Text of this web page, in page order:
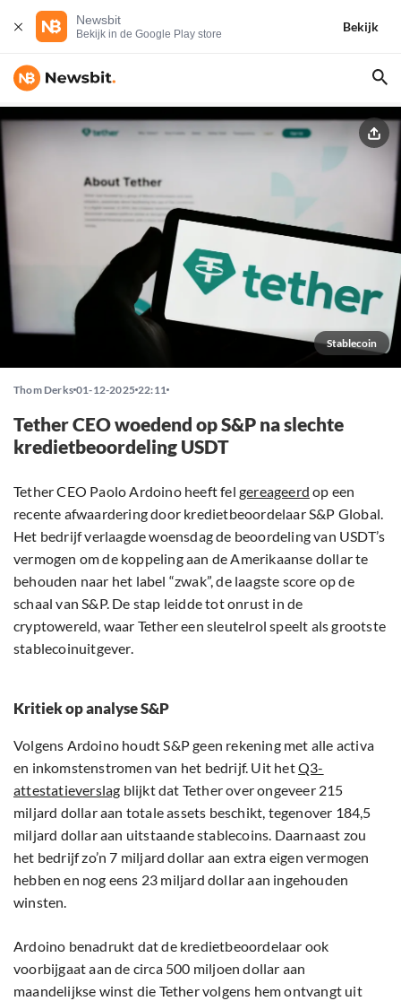
Newsbit
Bekijk in de Google Play store
Bekijk
Stablecoin
Thom Derks 01-12-2025 22:11
Tether CEO woedend op S&P na slechte
kredietbeoordeling USDT
Tether CEO Paolo Ardoino heeft fel gereageerd op een
recente afwaardering door kredietbeoordelaar S&P Global.
Het bedrijf verlaagde woensdag de beoordeling van USDT’s
vermogen om de koppeling aan de Amerikaanse dollar te
behouden naar het label “zwak”, de laagste score op de
schaal van S&P. De stap leidde tot onrust in de
cryptowereld, waar Tether een sleutelrol speelt als grootste
stablecoinuitgever.
Kritiek op analyse S&P
Volgens Ardoino houdt S&P geen rekening met alle activa
en inkomstenstromen van het bedrijf. Uit hetQ3-
attestatieverslag blijkt dat Tether over ongeveer 215
miljard dollar aan totale assets beschikt, tegenover 184,5
miljard dollar aan uitstaande stablecoins. Daarnaast zou
het bedrijf zo’n 7 miljard dollar aan extra eigen vermogen
hebben en nog eens 23 miljard dollar aan ingehouden
winsten.
Ardoino benadrukt dat de kredietbeoordelaar ook
voorbijgaat aan de circa 500 miljoen dollar aan
maandelijkse winst die Tether volgens hem ontvangt uit